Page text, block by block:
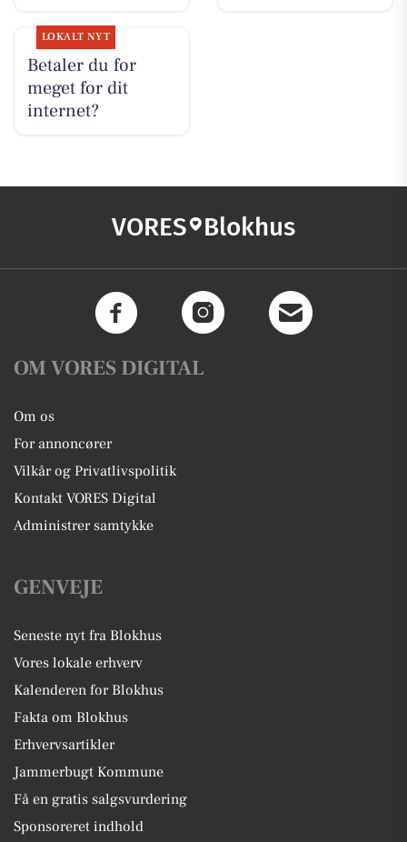
LOKALT NYT
Betaler du for
meget for dit
internet?
VORES Blokhus
OM VORES DIGITAL
Om os
For annoncører
Vilkår og Privatlivspolitik
Kontakt VORES Digital
Administrer samtykke
GENVEJE
Seneste nyt fra Blokhus
Vores lokale erhverv
Kalenderen for Blokhus
Fakta om Blokhus
Erhvervsartikler
Jammerbugt Kommune
Få en gratis salgsvurdering
Sponsoreret indhold